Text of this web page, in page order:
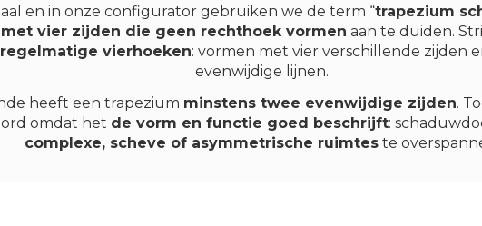
en in onze configurator gebruiken we de term “trapezium
vier zijden die geen rechthoek vormen aan te duiden.
vierhoeken: vormen met vier verschillende zijden
evenwijdige lijnen.
heeft een trapezium minstens twee evenwijdige zijden.
omdat het de vorm en functie goed beschrijft:
complexe, scheve of asymmetrische ruimteste